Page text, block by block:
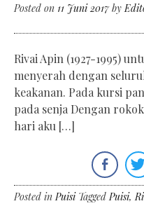
Posted on 11 Juni 2017by
Rivai Apin (1927-1995)
menyerah dengan
keakanan. Pada kursi
pada senja Dengan
hari aku […]
Posted inPuisi TaggedPuisi,